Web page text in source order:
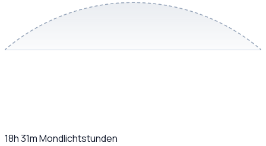
18h 31mMondlichtstunden